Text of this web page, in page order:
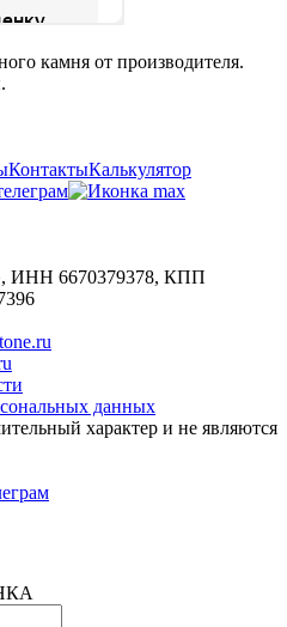
камня от производителя.
КонтактыКалькулятор
ИНН 6670379378, КПП
данных
характер и не являются